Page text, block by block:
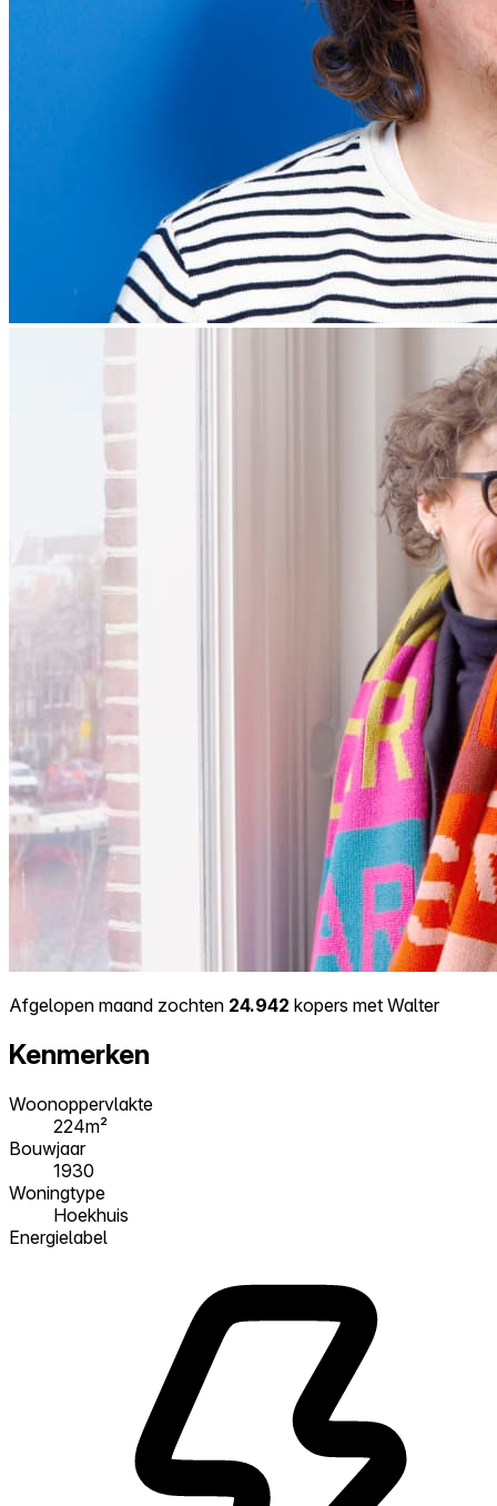
Afgelopen maand zochten 24.942 kopers met Walter
Kenmerken
Woonoppervlakte
224m²
Bouwjaar
1930
Woningtype
Hoekhuis
Energielabel